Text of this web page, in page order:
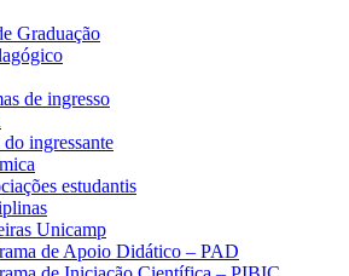
Graduação
de ingresso
ingressante
estudantis
Unicamp
de Apoio Didático – PAD